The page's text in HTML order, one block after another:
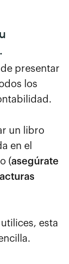
presentar
los
un libro
en el
(asegúrate
esta